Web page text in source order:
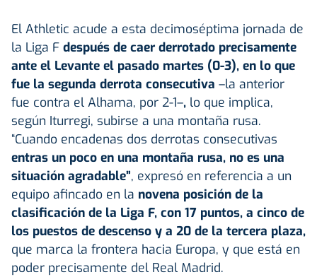
El Athletic acude a esta decimoséptima jornada de
la Liga F después de caer derrotado precisamente
ante el Levante el pasado martes (0-3), en lo que
fue la segunda derrota consecutiva –la anterior
fue contra el Alhama, por 2-1–, lo que implica,
según Iturregi, subirse a una montaña rusa.
“Cuando encadenas dos derrotas consecutivas
entras un poco en una montaña rusa, no es una
situación agradable”, expresó en referencia a un
equipo afincado en la novena posición de la
clasificación de la Liga F, con 17 puntos, a cinco de
los puestos de descenso y a 20 de la tercera plaza,
que marca la frontera hacia Europa, y que está en
poder precisamente del Real Madrid.